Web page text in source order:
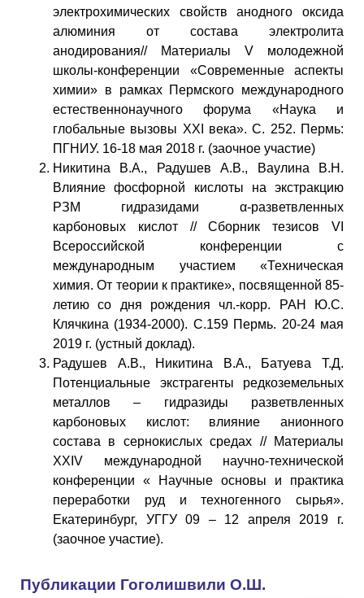
электрохимических свойств анодного оксида
алюминия от состава электролита
анодирования// Материалы V молодежной
школы-конференции «Современные аспекты
химии» в рамках Пермского международного
естественнонаучного форума «Наука и
глобальные вызовы XXI века». C. 252. Пермь:
ПГНИУ. 16-18 мая 2018 г. (заочное участие)
Никитина В.А., Радушев А.В., Ваулина В.Н.
Влияние фосфорной кислоты на экстракцию
РЗМ гидразидами α-разветвленных
карбоновых кислот // Сборник тезисов VI
Всероссийской конференции с
международным участием «Техническая
химия. От теории к практике», посвященной 85-
летию со дня рождения чл.-корр. РАН Ю.С.
Клячкина (1934-2000). С.159 Пермь. 20-24 мая
2019 г. (устный доклад).
Радушев А.В., Никитина В.А., Батуева Т.Д.
Потенциальные экстрагенты редкоземельных
металлов – гидразиды разветвленных
карбоновых кислот: влияние анионного
состава в сернокислых средах // Материалы
XXIV международной научно-технической
конференции « Научные основы и практика
переработки руд и техногенного сырья».
Екатеринбург, УГГУ 09 – 12 апреля 2019 г.
(заочное участие).
Публикации Гоголишвили О.Ш.